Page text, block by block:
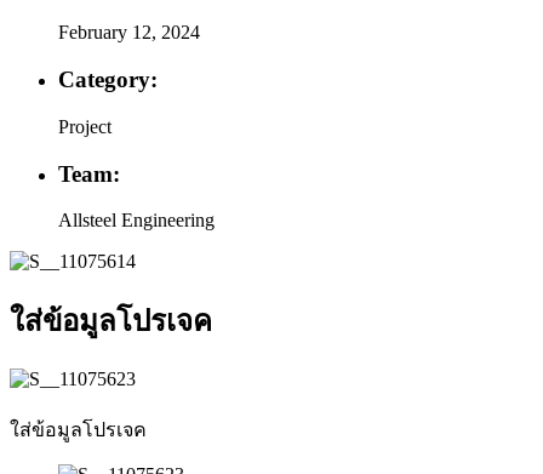
February 12, 2024
Category:
Project
Team:
Allsteel Engineering
ใส่ข้อมูลโปรเจค
ใส่ข้อมูลโปรเจค